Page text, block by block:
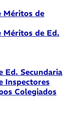
Méritos de
Méritos de Ed.
Ed. Secundaria
Inspectores
Colegiados